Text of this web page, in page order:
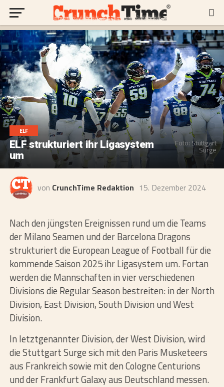
ELF
ELF strukturiert ihr Ligasystem
um
Foto: Stuttgart
Surge
von CrunchTime Redaktion 15. Dezember 2024
Nach den jüngsten Ereignissen rund um die Teams
der Milano Seamen und der Barcelona Dragons
strukturiert die European League of Football für die
kommende Saison 2025 ihr Ligasystem um. Fortan
werden die Mannschaften in vier verschiedenen
Divisions die Regular Season bestreiten: in der North
Division, East Division, South Division und West
Division.
In letztgenannter Division, der West Division, wird
die Stuttgart Surge sich mit den Paris Musketeers
aus Frankreich sowie mit den Cologne Centurions
und der Frankfurt Galaxy aus Deutschland messen.